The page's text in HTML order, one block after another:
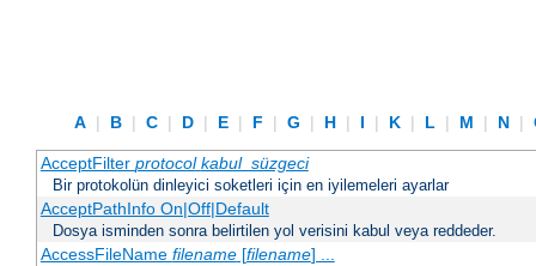
A | B | C | D | E | F | G | H | I | K | L | M | N |
AcceptFilter protocol kabul_süzgeci
Bir protokolün dinleyici soketleri için en iyilemeleri ayarlar
AcceptPathInfo On|Off|Default
Dosya isminden sonra belirtilen yol verisini kabul veya reddeder.
AccessFileName filename[filename] ...